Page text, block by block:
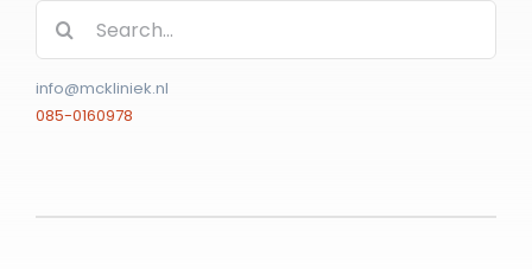
Zoeken
naar:
info@mckliniek.nl
085-0160978